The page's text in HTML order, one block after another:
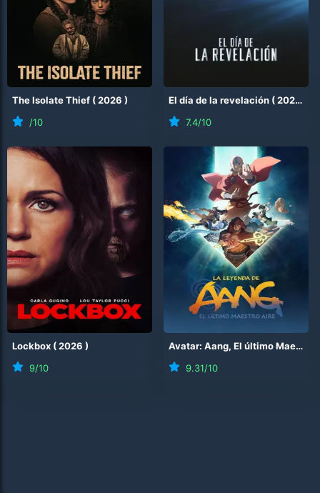
The Isolate Thief (2026 )
/10
El día de la revelación (2026 )
7.4/10
Lockbox (2026 )
9/10
Avatar: Aang, El último Maestro Aire
9.31/10